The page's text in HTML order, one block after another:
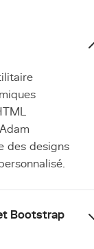
des designs
Bootstrap